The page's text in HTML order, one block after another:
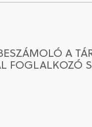
A
FOGLALKOZÓ